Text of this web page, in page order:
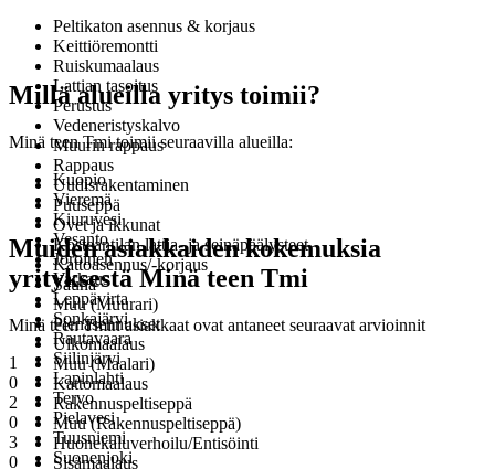
Peltikaton asennus & korjaus
Keittiöremontti
Ruiskumaalaus
Lattian tasoitus
Perustus
Vedeneristyskalvo
Muurin rappaus
Rappaus
Uudisrakentaminen
Puuseppä
Ovet ja ikkunat
Kosteantilan lattia- ja seinäpäälysteet
Kattoasennus/-korjaus
Sauna
Muu (Muurari)
Pienasennukset
Ulkomaalaus
Muu (Maalari)
Kattomaalaus
Rakennuspeltiseppä
Muu (Rakennuspeltiseppä)
Huonekaluverhoilu/Entisöinti
Sisämaalaus
Millä alueilla yritys toimii?
Minä teen Tmi toimii seuraavilla alueilla:
Kuopio
Vieremä
Kiuruvesi
Vesanto
Joroinen
Varkaus
Leppävirta
Sonkajärvi
Rautavaara
Siilinjärvi
Lapinlahti
Tervo
Pielavesi
Tuusniemi
Suonenjoki
Muiden asiakkaiden kokemuksia
yrityksestä Minä teen Tmi
Minä teen Tmin asiakkaat ovat antaneet seuraavat arvioinnit
1
0
2
0
3
0